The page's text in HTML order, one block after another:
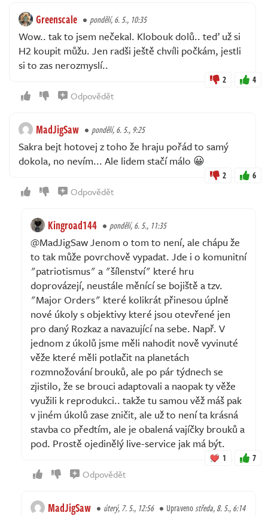
Greenscale pondělí, 6. 5., 10:35
Wow.. tak to jsem nečekal. Klobouk dolů.. teď už si
H2 koupit můžu. Jen radši ještě chvíli počkám, jestli
si to zas nerozmyslí..
2 4
Odpovědět
MadJigSaw pondělí, 6. 5., 9:25
Sakra bejt hotovej z toho že hraju pořád to samý
dokola, no nevím... Ale lidem stačí málo 😀
2 6
Odpovědět
Kingroad144 pondělí, 6. 5., 11:35
@MadJigSaw Jenom o tom to není, ale chápu že
to tak může povrchově vypadat. Jde i o komunitní
"patriotismus" a "šílenství" které hru
doprovázejí, neustále měnící se bojiště a tzv.
"Major Orders" které kolikrát přinesou úplně
nové úkoly s objektivy které jsou otevřené jen
pro daný Rozkaz a navazující na sebe. Např. V
jednom z úkolů jsme měli nahodit nově vyvinuté
věže které měli potlačit na planetách
rozmnožování brouků, ale po pár týdnech se
zjistilo, že se brouci adaptovali a naopak ty věže
využili k reprodukci.. takže tu samou věž máš pak
v jiném úkolů zase zničit, ale už to není ta krásná
stavba co předtím, ale je obalená vajíčky brouků a
pod. Prostě ojedinělý live-service jak má být.
1 7
Odpovědět
MadJigSaw úterý, 7. 5., 12:56 Upravenostředa, 8. 5., 6:14